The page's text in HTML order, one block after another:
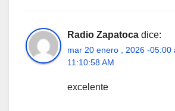
Radio Zapatoca dice:
mar 20 enero , 2026 -05:00
11:10:58 AM
excelente